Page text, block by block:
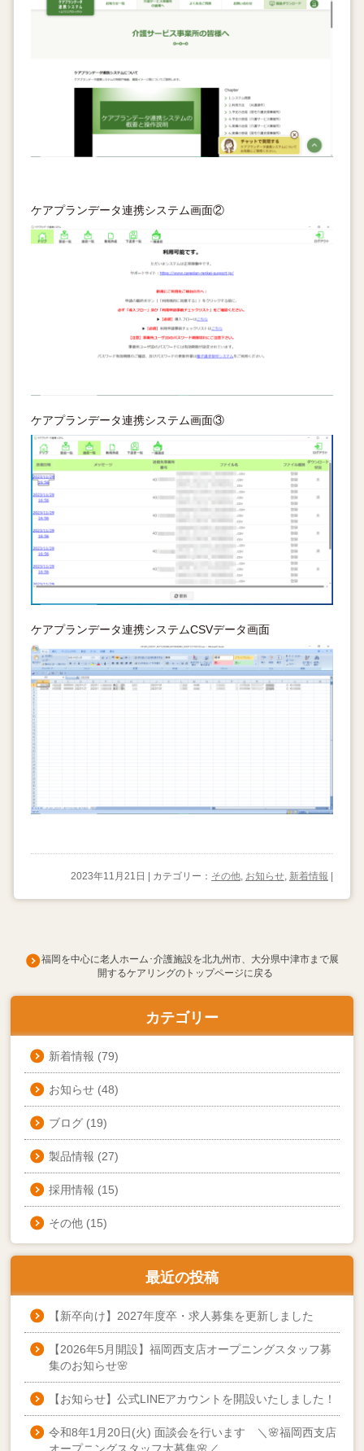
ケアプランデータ連携システム画面②
ケアプランデータ連携システム画面③
ケアプランデータ連携システムCSVデータ画面
2023年11月21日 | カテゴリー： その他, お知らせ, 新着情報 |
福岡を中心に老人ホーム･介護施設を北九州市、大分県中津市まで展
開するケアリングのトップページに戻る
カテゴリー
新着情報 (79)
お知らせ(48)
ブログ(19)
製品情報 (27)
採用情報 (15)
その他(15)
最近の投稿
【新卒向け】2027年度卒・求人募集を更新しました
【2026年5月開設】福岡西支店オープニングスタッフ募
集のお知らせ🌸
【お知らせ】公式LINEアカウントを開設いたしました！
令和8年1月20日(火) 面談会を行います ＼🌸福岡西支店
オープニングスタッフ大募集🌸／